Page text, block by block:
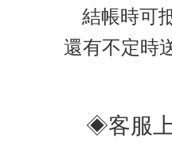
結帳時可
還有不定時
◈客服